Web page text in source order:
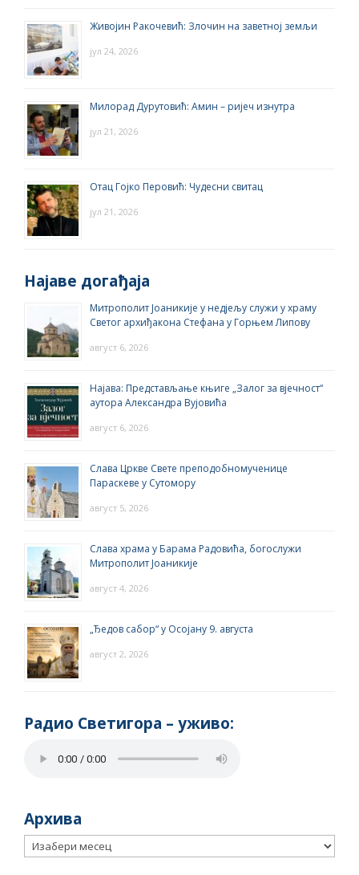
Живојин Ракочевић: Злочин на заветној земљи
јул 24, 2026
Милорад Дурутовић: Амин – ријеч изнутра
јул 21, 2026
Отац Гојко Перовић: Чудесни свитац
јул 21, 2026
Најаве догађаја
Митрополит Јоаникије у недјељу служи у храму
Светог архиђакона Стефана у Горњем Липову
август 6, 2026
Најава: Представљање књиге „Залог за вјечност“
аутора Александра Вујовића
август 6, 2026
Слава Цркве Свете преподобномученице
Параскеве у Сутомору
август 5, 2026
Слава храма у Барама Радовића, богослужи
Митрополит Јоаникије
август 4, 2026
„Ђедов сабор“ у Осојану 9. августа
август 2, 2026
Радио Светигора – yживо:
Архива
Архива